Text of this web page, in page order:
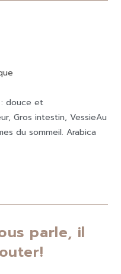
douce et
Gros intestin, VessieAu
du sommeil. Arabica
parle, il